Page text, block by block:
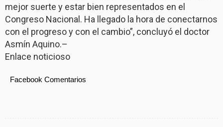
mejor suerte y estar bien representados en el
Congreso Nacional. Ha llegado la hora de conectarnos
con el progreso y con el cambio”, concluyó el doctor
Asmín Aquino.–
Enlace noticioso
Facebook Comentarios